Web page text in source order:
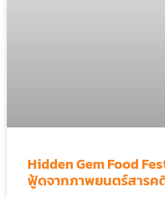
Hidden Gem Food
ฟู้ดจากภาพยนตร์สารค